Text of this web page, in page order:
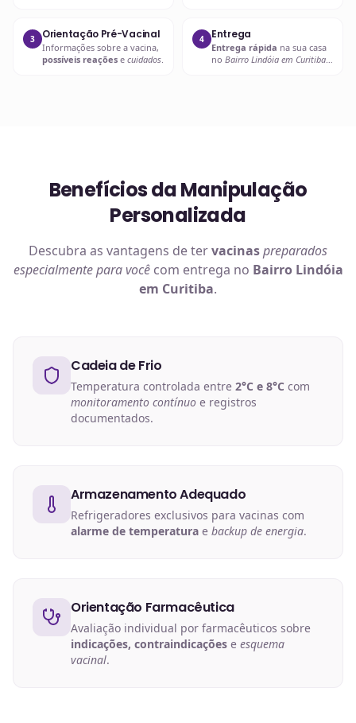
3 Orientação Pré-Vacinal
Informações sobre a vacina,
possíveis reações e cuidados.
4 Entrega
Entrega rápida na sua casa
no Bairro Lindóia em Curitiba
Benefícios da Manipulação
Personalizada
Descubra as vantagens de tervacinaspreparados
especialmente para vocêcom entrega no Bairro Lindóia
em Curitiba.
Cadeia de Frio
Temperatura controlada entre 2°C e 8°C com
monitoramento contínuo e registros
documentados.
Armazenamento Adequado
Refrigeradores exclusivos para vacinas com
alarme de temperatura e backup de energia.
Orientação Farmacêutica
Avaliação individual por farmacêuticos sobre
indicações, contraindicações e esquema
vacinal.